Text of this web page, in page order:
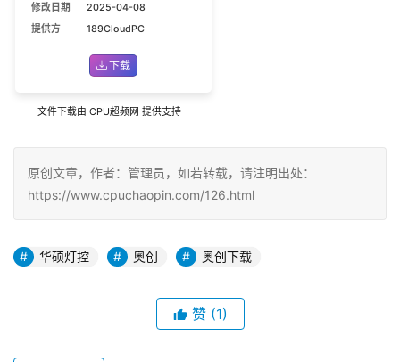
修改日期
2025-04-08
提供方
189CloudPC
下载
文件下载由 CPU超频网 提供支持
原创文章，作者：管理员，如若转载，请注明出处：
https://www.cpuchaopin.com/126.html
华硕灯控 奥创 奥创下载
赞 (1)